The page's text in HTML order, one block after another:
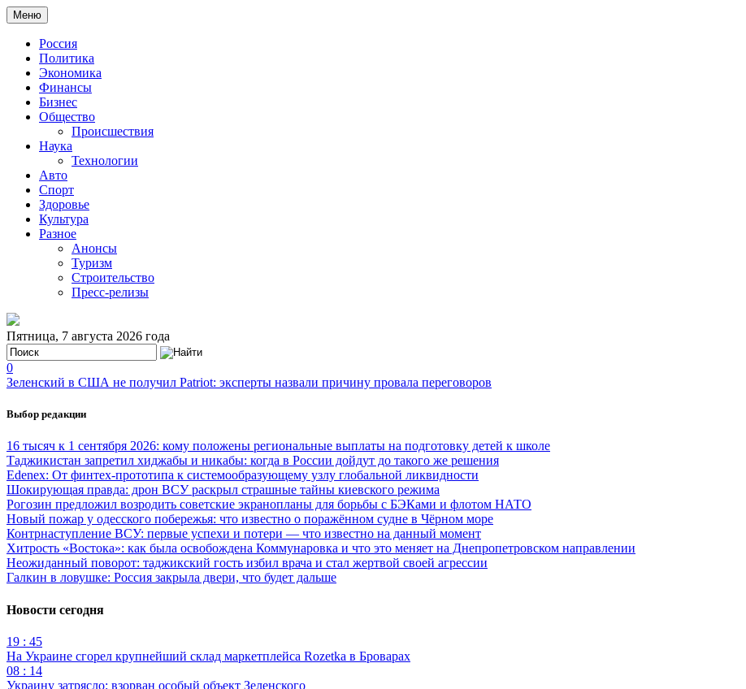
Меню
Россия
Политика
Экономика
Финансы
Бизнес
Общество
Происшествия
Наука
Технологии
Авто
Спорт
Здоровье
Культура
Разное
Анонсы
Туризм
Строительство
Пресс-релизы
Пятница, 7 августа 2026 года
0
Зеленский в США не получил Patriot: эксперты назвали причину провала переговоров
Выбор редакции
16 тысяч к 1 сентября 2026: кому положены региональные выплаты на подготовку детей к школе
Таджикистан запретил хиджабы и никабы: когда в России дойдут до такого же решения
Edenex: От финтех-прототипа к системообразующему узлу глобальной ликвидности
Шокирующая правда: дрон ВСУ раскрыл страшные тайны киевского режима
Рогозин предложил возродить советские экранопланы для борьбы с БЭКами и флотом НАТО
Новый пожар у одесского побережья: что известно о поражённом судне в Чёрном море
Контрнаступление ВСУ: первые успехи и потери — что известно на данный момент
Хитрость «Востока»: как была освобождена Коммунаровка и что это меняет на Днепропетровском направлении
Неожиданный поворот: таджикский гость избил врача и стал жертвой своей агрессии
Галкин в ловушке: Россия закрыла двери, что будет дальше
Новости сегодня
19 : 45
На Украине сгорел крупнейший склад маркетплейса Rozetka в Броварах
08 : 14
Украину затрясло: взорван особый объект Зеленского